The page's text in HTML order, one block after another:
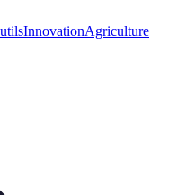
InnovationAgriculture